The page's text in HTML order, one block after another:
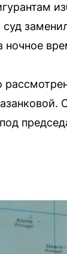
ночное